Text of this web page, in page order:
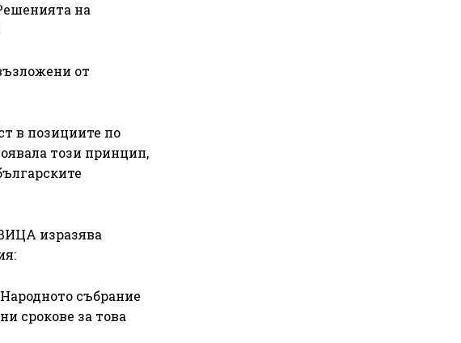
на
от
в позициите по
този принцип,
изразява
събрание
срокове за това